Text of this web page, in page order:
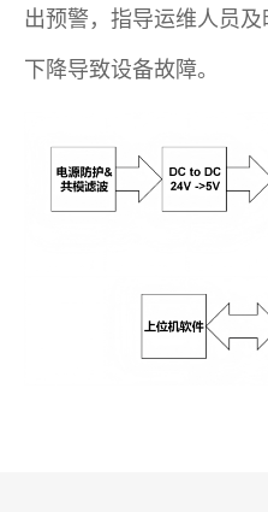
出预警，指导运维人员
下降导致设备故障。